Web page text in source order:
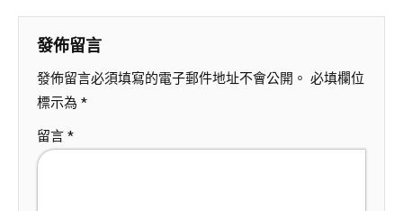
發佈留言
發佈留言必須填寫的電子郵件地址不會公開。 必填欄位
標示為 *
留言 *